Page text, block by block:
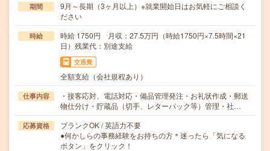
期間
9月～長期（3ヶ月以上）※就業開始日はお気軽にご相談く
ださい
時給
時給 1750円 月収：27.5万円（時給1750円×7.5時間×21
日）残業代：別途支給
交通費
全額支給（会社規程あり）
仕事内容
・接客応対、電話対応・備品管理発注・お礼状作成・郵送
物仕分け・貯蔵品（切手、レターパック等）管理・社…
応募資格
ブランクOK / 英語力不要
●何かしらの事務経験をお持ちの方＊迷ったら「気になる
ボタン」をクリック！